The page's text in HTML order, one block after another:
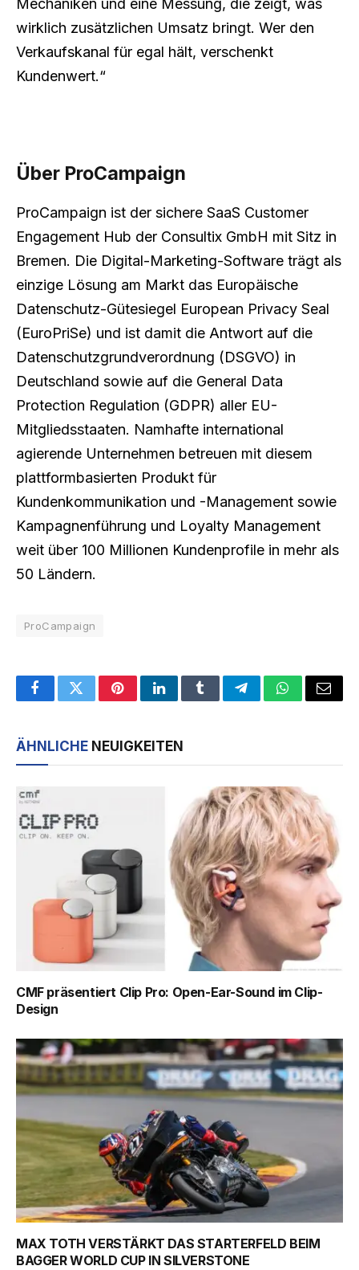
Mechaniken und eine Messung, die zeigt, was
wirklich zusätzlichen Umsatz bringt. Wer den
Verkaufskanal für egal hält, verschenkt
Kundenwert.“
Über ProCampaign
ProCampaign ist der sichere SaaS Customer
Engagement Hub der Consultix GmbH mit Sitz in
Bremen. Die Digital-Marketing-Software trägt als
einzige Lösung am Markt das Europäische
Datenschutz-Gütesiegel European Privacy Seal
(EuroPriSe) und ist damit die Antwort auf die
Datenschutzgrundverordnung (DSGVO) in
Deutschland sowie auf die General Data
Protection Regulation (GDPR) aller EU-
Mitgliedsstaaten. Namhafte international
agierende Unternehmen betreuen mit diesem
plattformbasierten Produkt für
Kundenkommunikation und -Management sowie
Kampagnenführung und Loyalty Management
weit über 100 Millionen Kundenprofile in mehr als
50 Ländern.
ProCampaign
FacebookTwitterPinterestLinkedInTumblrTelegramWhatsApp
Email
ÄHNLICHE NEUIGKEITEN
CMF präsentiert Clip Pro: Open-Ear-Sound im Clip-
Design
MAX TOTH VERSTÄRKT DAS STARTERFELD BEIM
BAGGER WORLD CUP IN SILVERSTONE